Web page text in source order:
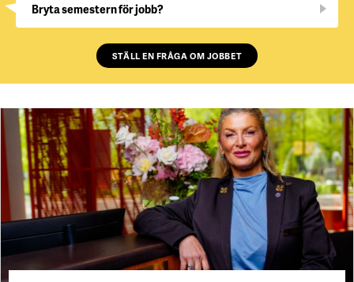
Bryta semestern för jobb?
STÄLL EN FRÅGA OM JOBBET